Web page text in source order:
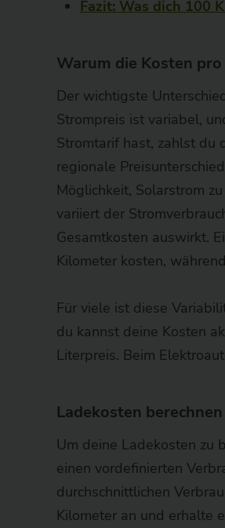
Fazit: Was dich 100
Warum die Kosten
Der wichtigste
Strompreis ist variabel,
Stromtarif hast, zahlst du
regionale
Möglichkeit, Solarstrom
variiert der
Gesamtkosten auswirkt.
Kilometer kosten,
Für viele ist diese
du kannst deine Kosten
Literpreis. Beim
Ladekosten
Um deine Ladekosten zu
einen vordefinierten
durchschnittlichen
Kilometer an und erhalte